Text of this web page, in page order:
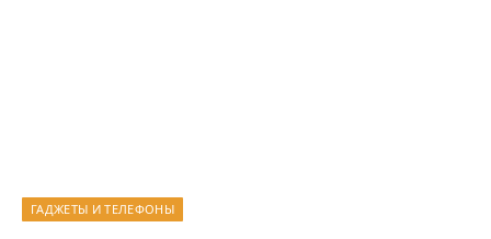
ГАДЖЕТЫ И ТЕЛЕФОНЫ